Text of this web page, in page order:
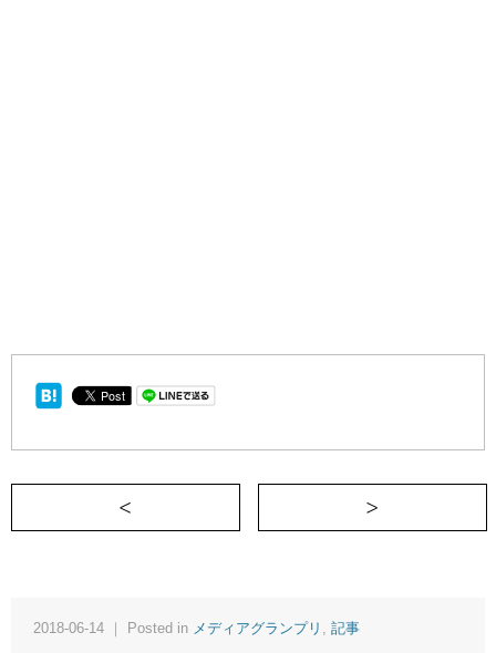
＜ 不健康だからって、健康じゃないわけ
2018-06-14 ｜ Posted in メディアグランプリ , 記事